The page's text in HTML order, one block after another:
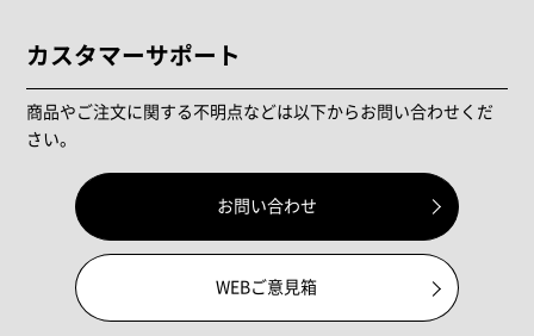
カスタマーサポート
商品やご注文に関する不明点などは以下からお問い合わせくだ
さい。
お問い合わせ
WEBご意見箱